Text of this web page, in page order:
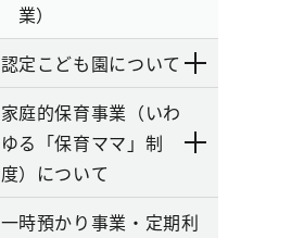
業）
認定こども園について
家庭的保育事業（いわ
ゆる「保育ママ」制
度）について
一時預かり事業・定期利